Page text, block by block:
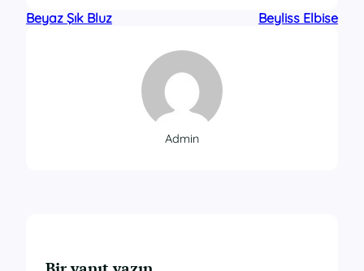
Beyaz Şık Bluz Beyliss Elbise
Admin